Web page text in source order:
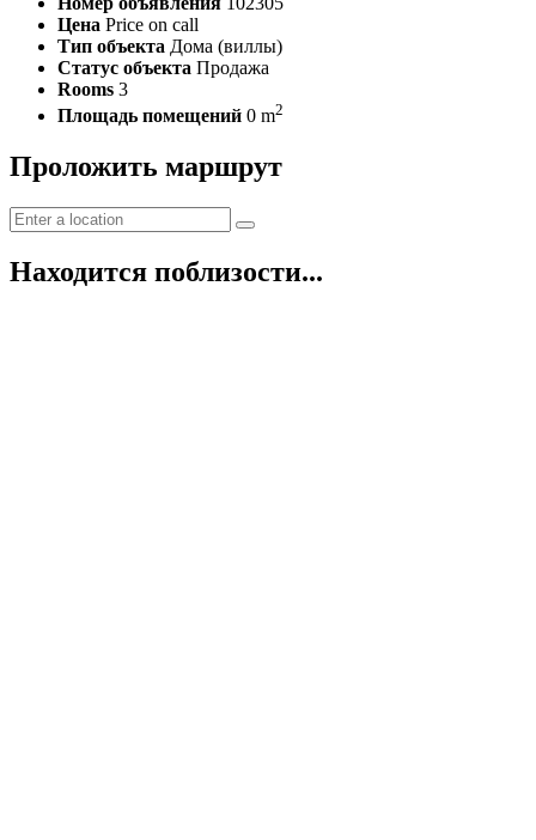
Цена Price on call
Тип объекта Дома (виллы)
Статус объекта Продажа
Rooms 3
Площадь помещений 0 m2
Проложить маршрут
Находится поблизости...